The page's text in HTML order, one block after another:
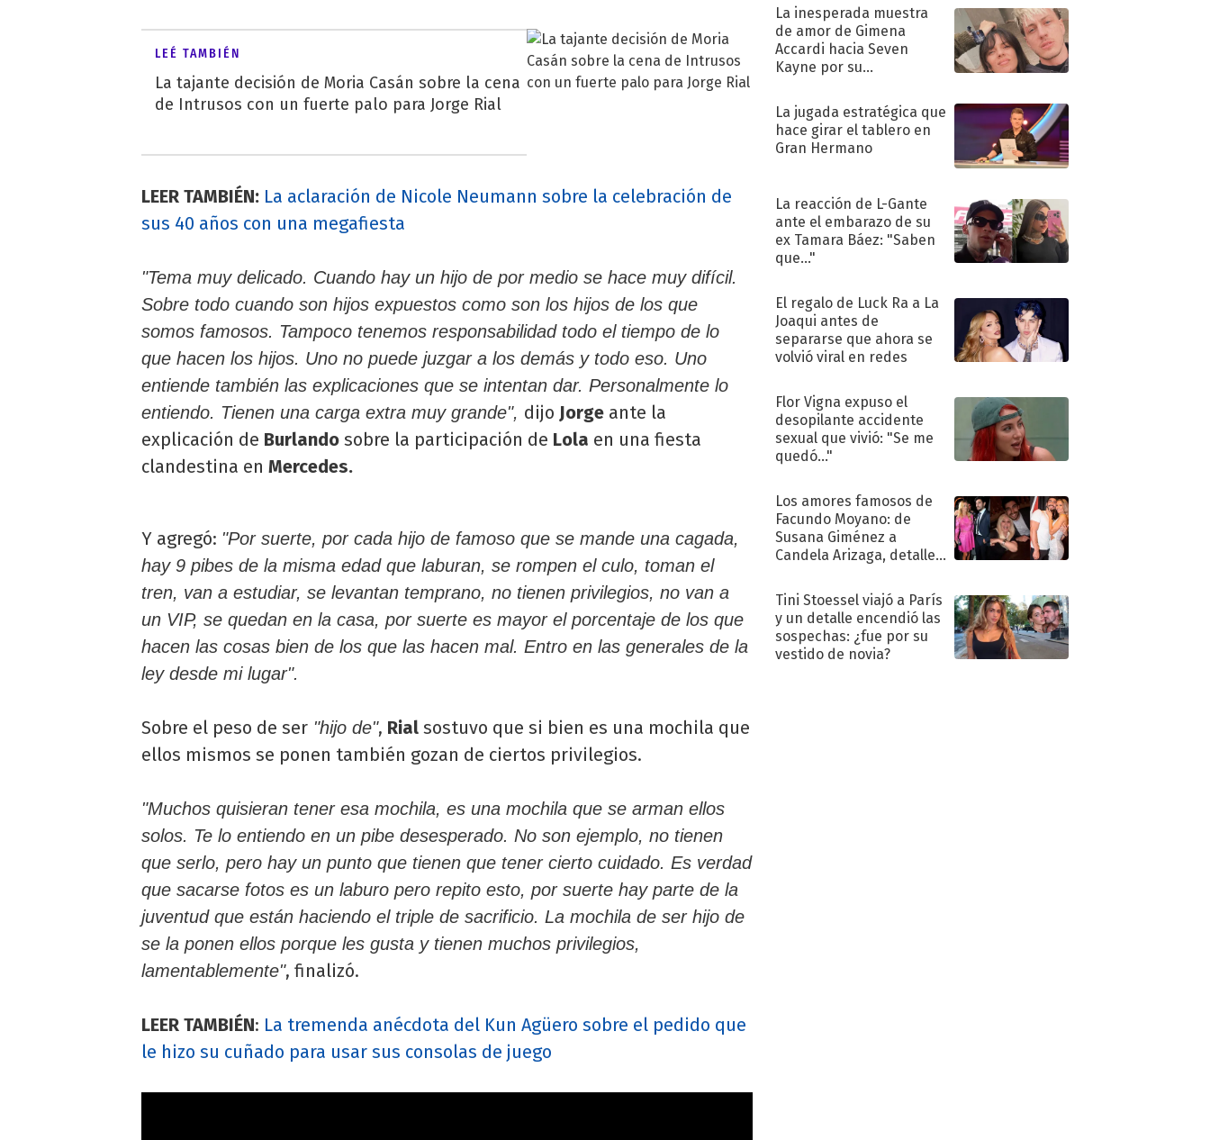
LEÉ TAMBIÉN
La tajante decisión de Moria Casán sobre la cena
de Intrusos con un fuerte palo para Jorge Rial
LEER TAMBIÉN: La aclaración de Nicole Neumann sobre la celebración de
sus 40 años con una megafiesta
"Tema muy delicado. Cuando hay un hijo de por medio se hace muy difícil.
Sobre todo cuando son hijos expuestos como son los hijos de los que
somos famosos. Tampoco tenemos responsabilidad todo el tiempo de lo
que hacen los hijos. Uno no puede juzgar a los demás y todo eso. Uno
entiende también las explicaciones que se intentan dar. Personalmente lo
entiendo. Tienen una carga extra muy grande", dijo Jorge ante la
explicación de Burlando sobre la participación de Lola en una fiesta
clandestina en Mercedes.
Y agregó: "Por suerte, por cada hijo de famoso que se mande una cagada,
hay 9 pibes de la misma edad que laburan, se rompen el culo, toman el
tren, van a estudiar, se levantan temprano, no tienen privilegios, no van a
un VIP, se quedan en la casa, por suerte es mayor el porcentaje de los que
hacen las cosas bien de los que las hacen mal. Entro en las generales de la
ley desde mi lugar".
Sobre el peso de ser "hijo de", Rial sostuvo que si bien es una mochila que
ellos mismos se ponen también gozan de ciertos privilegios.
"Muchos quisieran tener esa mochila, es una mochila que se arman ellos
solos. Te lo entiendo en un pibe desesperado. No son ejemplo, no tienen
que serlo, pero hay un punto que tienen que tener cierto cuidado. Es verdad
que sacarse fotos es un laburo pero repito esto, por suerte hay parte de la
juventud que están haciendo el triple de sacrificio. La mochila de ser hijo de
se la ponen ellos porque les gusta y tienen muchos privilegios,
lamentablemente", finalizó.
LEER TAMBIÉN: La tremenda anécdota del Kun Agüero sobre el pedido que
le hizo su cuñado para usar sus consolas de juego
La inesperada muestra
de amor de Gimena
Accardi hacia Seven
Kayne por su
La jugada estratégica que
hace girar el tablero en
Gran Hermano
La reacción de L-Gante
ante el embarazo de su
ex Tamara Báez: "Saben
que..."
El regalo de Luck Ra a La
Joaqui antes de
separarse que ahora se
volvió viral en redes
Flor Vigna expuso el
desopilante accidente
sexual que vivió: "Se me
quedó..."
Los amores famosos de
Facundo Moyano: de
Susana Giménez a
Candela Arizaga, detalles
sentimental
Tini Stoessel viajó a París
y un detalle encendió las
sospechas: ¿fue por su
vestido de novia?